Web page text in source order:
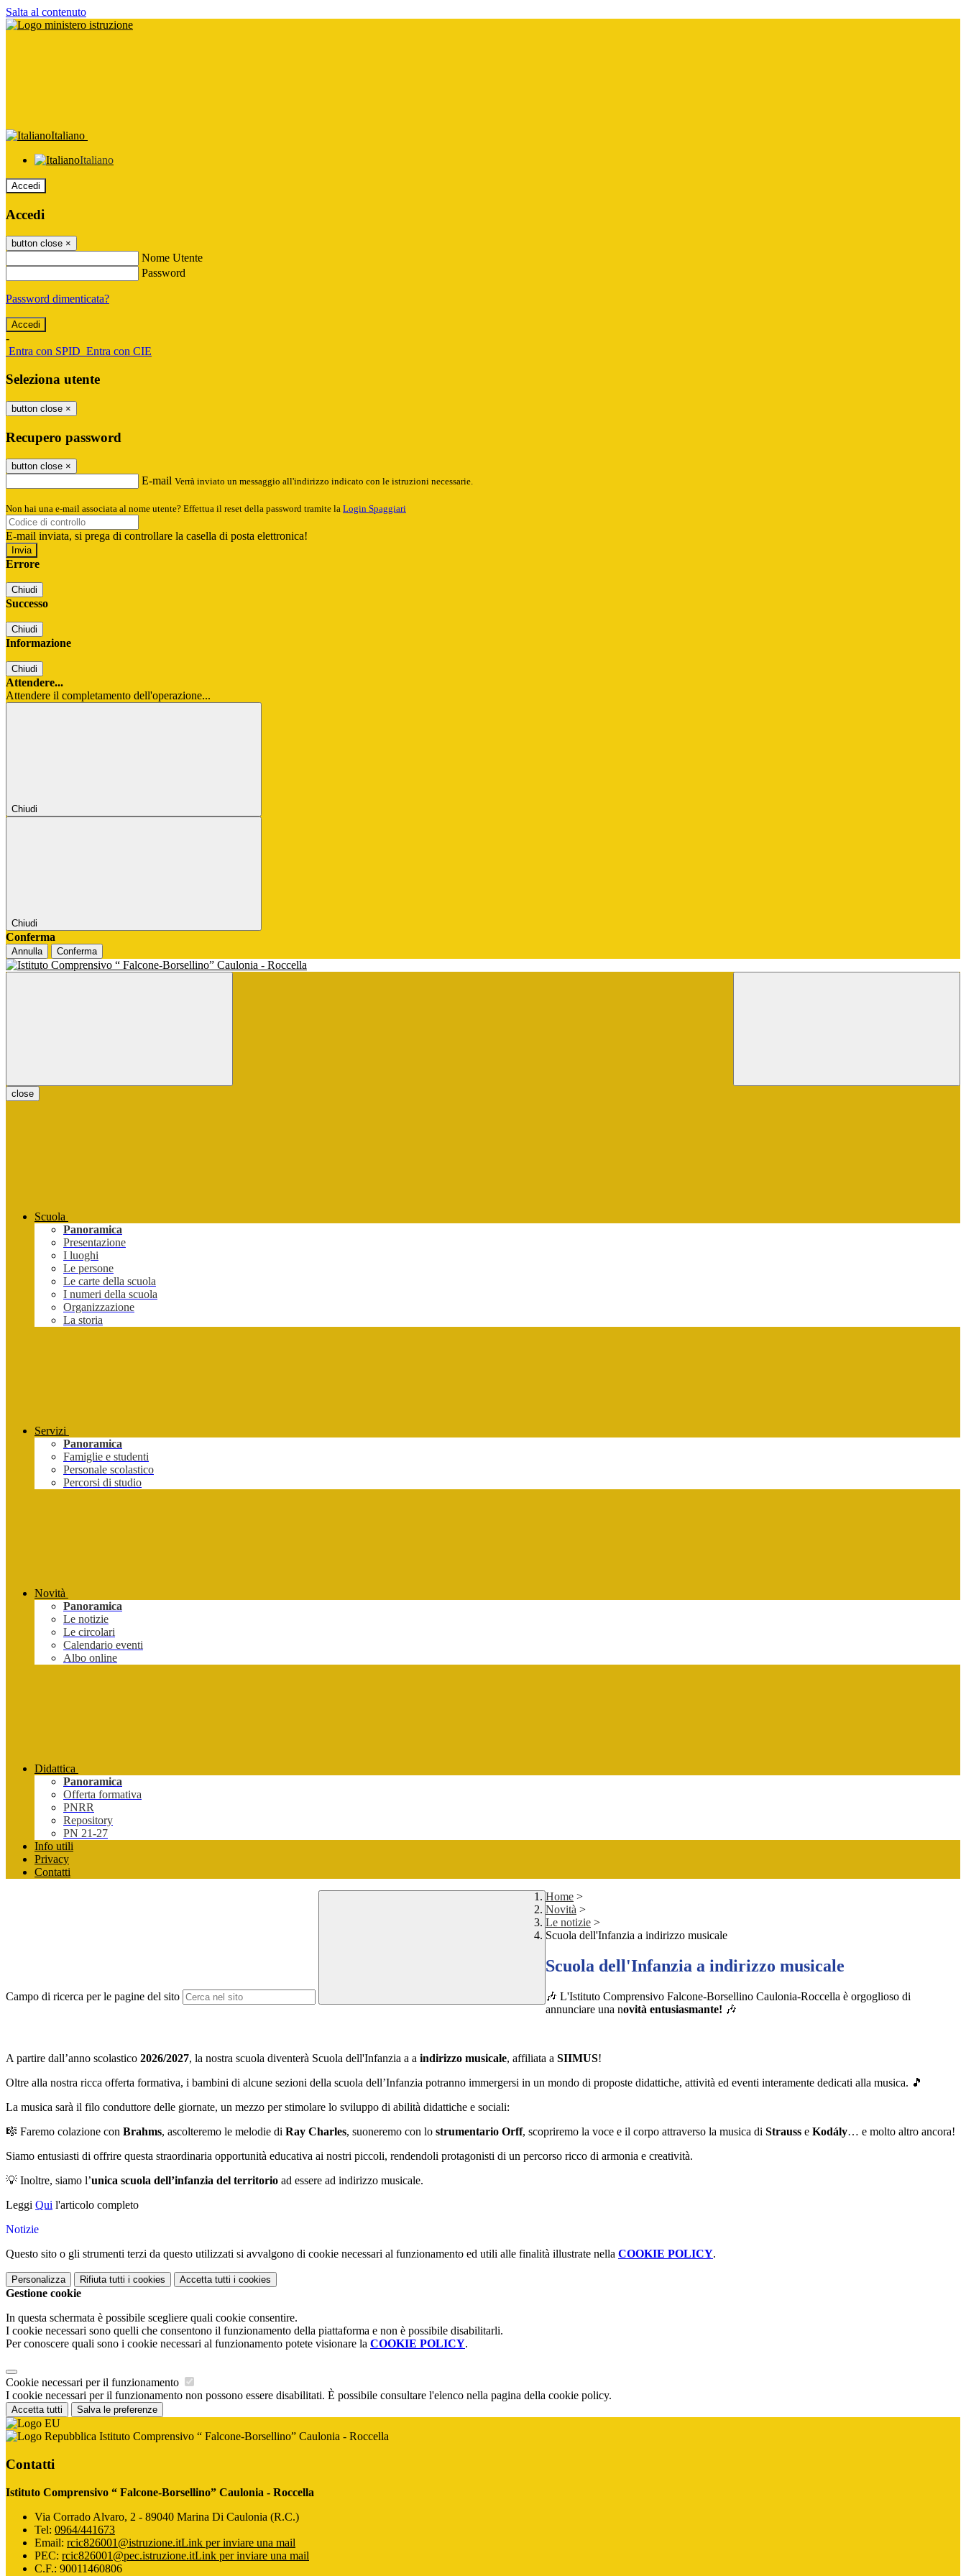
Salta al contenuto
Italiano
Italiano
Accedi
Accedi
button close ×
Nome Utente
Password
Password dimenticata?
-
Entra con SPID Entra con CIE
Seleziona utente
button close ×
Recupero password
button close ×
E-mail Verrà inviato un messaggio all'indirizzo indicato con le istruzioni necessarie.
Non hai una e-mail associata al nome utente? Effettua il reset della password tramite la Login Spaggiari
E-mail inviata, si prega di controllare la casella di posta elettronica!
Errore
Chiudi
Successo
Chiudi
Informazione
Chiudi
Attendere...
Attendere il completamento dell'operazione...
Chiudi
Chiudi
Conferma
Annulla Conferma
close
Scuola
Panoramica
Presentazione
I luoghi
Le persone
Le carte della scuola
I numeri della scuola
Organizzazione
La storia
Servizi
Panoramica
Famiglie e studenti
Personale scolastico
Percorsi di studio
Novità
Panoramica
Le notizie
Le circolari
Calendario eventi
Albo online
Didattica
Panoramica
Offerta formativa
PNRR
Repository
PN 21-27
Info utili
Privacy
Contatti
Campo di ricerca per le pagine del sito
Home >
Novità >
Le notizie >
Scuola dell'Infanzia a indirizzo musicale
Scuola dell'Infanzia a indirizzo musicale
🎶 L'Istituto Comprensivo Falcone-Borsellino Caulonia-Roccella è orgoglioso di
annunciare una novità entusiasmante! 🎶
A partire dall’anno scolastico 2026/2027, la nostra scuola diventerà Scuola dell'Infanzia a a indirizzo musicale, affiliata a SIIMUS!
Oltre alla nostra ricca offerta formativa, i bambini di alcune sezioni della scuola dell’Infanzia potranno immergersi in un mondo di proposte didattiche, attività ed eventi interamente dedicati alla musica. 🎵
La musica sarà il filo conduttore delle giornate, un mezzo per stimolare lo sviluppo di abilità didattiche e sociali:
🎼 Faremo colazione con Brahms, ascolteremo le melodie di Ray Charles, suoneremo con lo strumentario Orff, scopriremo la voce e il corpo attraverso la musica di Strauss e Kodály… e molto altro ancora!
Siamo entusiasti di offrire questa straordinaria opportunità educativa ai nostri piccoli, rendendoli protagonisti di un percorso ricco di armonia e creatività.
💡 Inoltre, siamo l’unica scuola dell’infanzia del territorio ad essere ad indirizzo musicale.
Leggi Qui l'articolo completo
Notizie
Questo sito o gli strumenti terzi da questo utilizzati si avvalgono di cookie necessari al funzionamento ed utili alle finalità illustrate nella COOKIE POLICY.
Personalizza Rifiuta tutti i cookies Accetta tutti i cookies
Gestione cookie
In questa schermata è possibile scegliere quali cookie consentire.
I cookie necessari sono quelli che consentono il funzionamento della piattaforma e non è possibile disabilitarli.
Per conoscere quali sono i cookie necessari al funzionamento potete visionare la COOKIE POLICY.
Cookie necessari per il funzionamento
I cookie necessari per il funzionamento non possono essere disabilitati. È possibile consultare l'elenco nella pagina della cookie policy.
Accetta tutti Salva le preferenze
Istituto Comprensivo “ Falcone-Borsellino” Caulonia - Roccella
Contatti
Istituto Comprensivo “ Falcone-Borsellino” Caulonia - Roccella
Via Corrado Alvaro, 2 - 89040 Marina Di Caulonia (R.C.)
Tel: 0964/441673
Email: rcic826001@istruzione.itLink per inviare una mail
PEC: rcic826001@pec.istruzione.itLink per inviare una mail
C.F.: 90011460806